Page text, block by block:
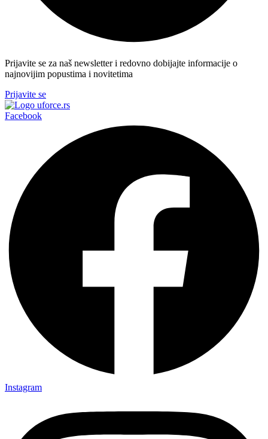
Prijavite se za naš newsletter i redovno dobijajte informacije o
najnovijim popustima i novitetima
Prijavite se
Facebook
Instagram